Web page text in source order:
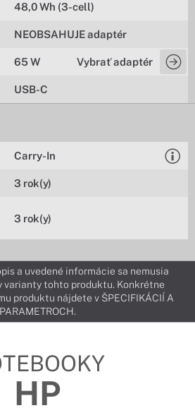
48,0 Wh (3-cell)
NEOBSAHUJE adaptér
65 W Vybrať adaptér
USB-C
Carry-In
3 rok(y)
3 rok(y)
a uvedené informácie sa nemusia
varianty tohto produktu. Konkrétne
produktu nájdete v ŠPECIFIKÁCIÍ A
PARAMETROCH.
HP